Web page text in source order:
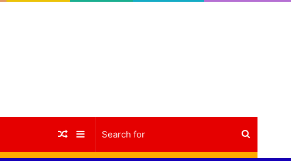
Search
Sidebar
Random